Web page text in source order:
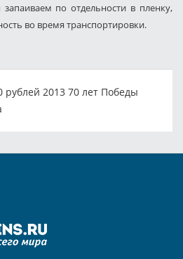
по отдельности в пленку,
во время транспортировки.
2013 70 лет Победы